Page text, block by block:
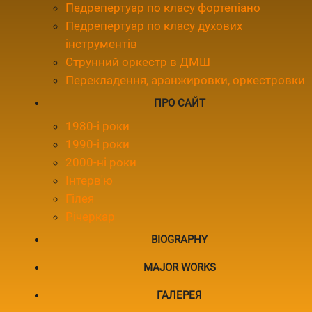
Педрепертуар по класу фортепіано
Педрепертуар по класу духових
інструментів
Струнний оркестр в ДМШ
Перекладення, аранжировки, оркестровки
ПРО САЙТ
1980-і роки
1990-і роки
2000-ні роки
Інтерв'ю
Гілея
Річеркар
BIOGRAPHY
MAJOR WORKS
ГАЛЕРЕЯ